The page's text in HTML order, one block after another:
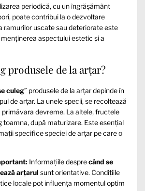
periodică, cu un îngrășământ
poate contribui la o dezvoltare
ramurilor uscate sau deteriorate este
aspectului estetic și a
produsele de la arțar?
culeg” produsele de la arțar depinde în
de arțar. La unele specii, se recoltează
primăvara devreme. La altele, fructele
toamna, după maturizare. Este esențial
specifice speciei de arțar pe care o
Informațiile desprecând se
arțarul sunt orientative. Condițiile
locale pot influența momentul optim